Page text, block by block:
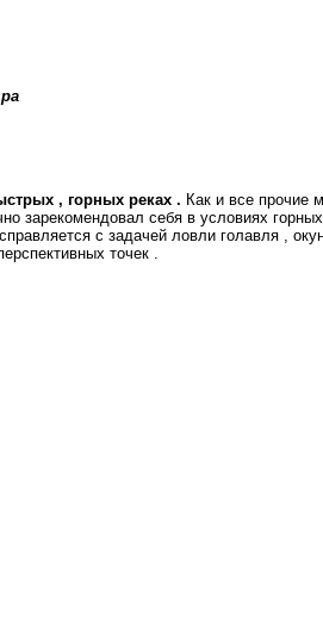
, горных реках . Как и все прочие
зарекомендовал себя в условиях
с задачей ловли голавля ,
точек .